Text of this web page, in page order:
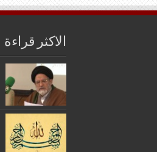
الاكثر قراءة